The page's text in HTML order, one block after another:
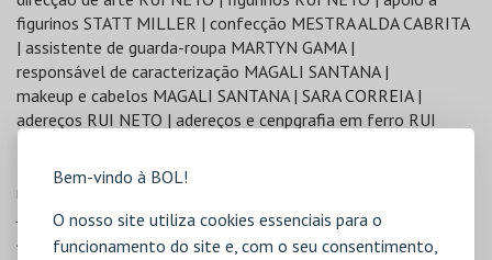
Bem-vindo à BOL!
O nosso site utiliza cookies essenciais para o
funcionamento do site e, com o seu consentimento,
figurinos STATT MILLER | confecção MESTRA ALDA CABRITA
| assistente de guarda-roupa MARTYN GAMA |
responsável de caracterização MAGALI SANTANA |
makeup e cabelos MAGALI SANTANA | SARA CORREIA |
adereços RUI NETO | adereços e cenpgrafia em ferro RUI
PÓS PRODUÇÃO
montagem JORGE ALBUQUERQUE | pós produção audio
JOÃO CRUZ | foley TIAGO VIEIRA | colorista JORGE
ALBUQUERQUE | música CRITÓVÃO CAMPOS